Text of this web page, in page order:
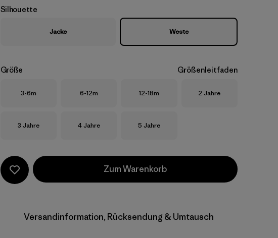
Silhouette
Jacke Weste
Größe Größenleitfaden
Größe
3-6m Größe
6-12m Größe
12-18m Größe
2 Jahre
Größe
3 Jahre Größe
4 Jahre Größe
5 Jahre
Zum Warenkorb
Versandinformation, Rücksendung & Umtausch